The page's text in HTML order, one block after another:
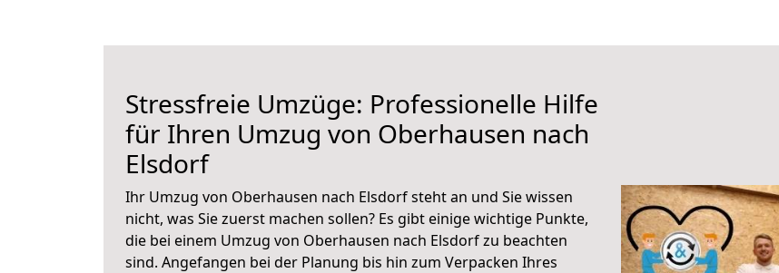
Stressfreie Umzüge: Professionelle Hilfe
für Ihren Umzug von Oberhausen nach
Elsdorf
Ihr Umzug von Oberhausen nach Elsdorf steht an und Sie wissen
nicht, was Sie zuerst machen sollen? Es gibt einige wichtige Punkte,
die bei einem Umzug von Oberhausen nach Elsdorf zu beachten
sind. Angefangen bei der Planung bis hin zum Verpacken Ihres